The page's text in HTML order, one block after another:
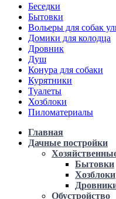
Беседки
Бытовки
Вольеры для собак
Домики для колодца
Дровник
Душ
Конура для собаки
Курятники
Туалеты
Хозблоки
Пиломатериалы
Главная
Дачные постройки
Бытовки
Хозблоки
Обустройство